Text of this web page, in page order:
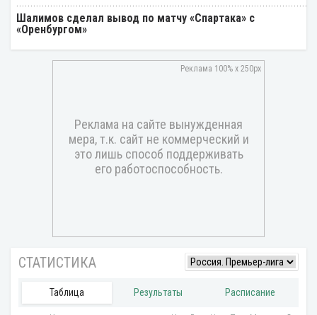
Шалимов сделал вывод по матчу «Спартака» с
«Оренбургом»